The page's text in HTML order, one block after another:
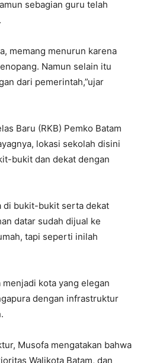
sebagian guru telah
memang menurun karena
Namun selain itu
dari pemerintah,”ujar
Baru (RKB) Pemko Batam
lokasi sekolah disini
bukit dan dekat dengan
di bukit-bukit serta dekat
datar sudah dijual ke
tapi seperti inilah
kota yang elegan
dengan infrastruktur
Musofa mengatakan bahwa
Walikota Batam, dan